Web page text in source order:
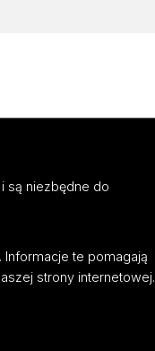
UŁ
są niezbędne do
te pomagają
strony internetowej.